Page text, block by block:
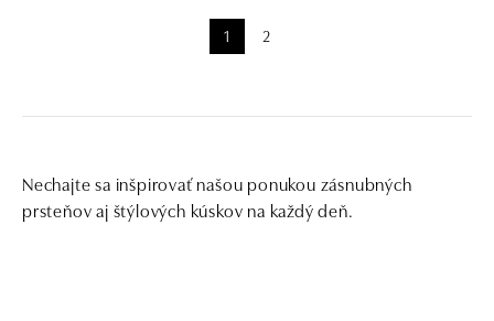
1 2
Nechajte sa inšpirovať našou ponukou zásnubných
prsteňov aj štýlových kúskov na každý deň.